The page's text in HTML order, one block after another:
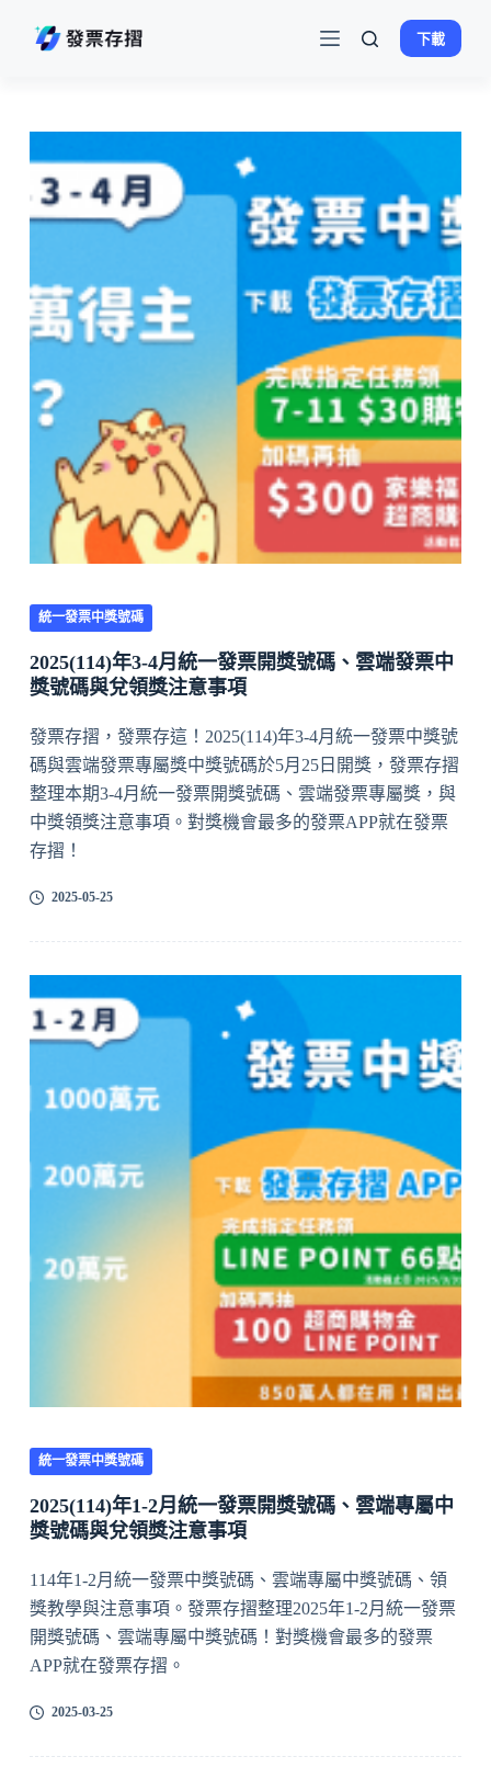
跳
容
下載
統一發票中獎號碼
2025(114)年3-4月統一發票開獎號碼、雲端發票中
獎號碼與兌領獎注意事項
發票存摺，發票存這！2025(114)年3-4月統一發票中獎號
碼與雲端發票專屬獎中獎號碼於5月25日開獎，發票存摺
整理本期3-4月統一發票開獎號碼、雲端發票專屬獎，與
中獎領獎注意事項。對獎機會最多的發票APP就在發票
存摺！
2025-05-25
統一發票中獎號碼
2025(114)年1-2月統一發票開獎號碼、雲端專屬中
獎號碼與兌領獎注意事項
114年1-2月統一發票中獎號碼、雲端專屬中獎號碼、領
獎教學與注意事項。發票存摺整理2025年1-2月統一發票
開獎號碼、雲端專屬中獎號碼！對獎機會最多的發票
APP就在發票存摺。
2025-03-25